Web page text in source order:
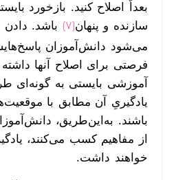
بعداٌ اصلاح کنید. بازخورد
سازنده و پنهان[7]
باشد.
می‌شود دانش‌آموزان
فرصتی برای اصلاح آنها
آموزشی بایستی به گونه‌ای
یادگیریِ آن مطابق با
باشند. به‌این‌طریق،
از مفاهیم کسب می‌کنند،
خواهند داشت.